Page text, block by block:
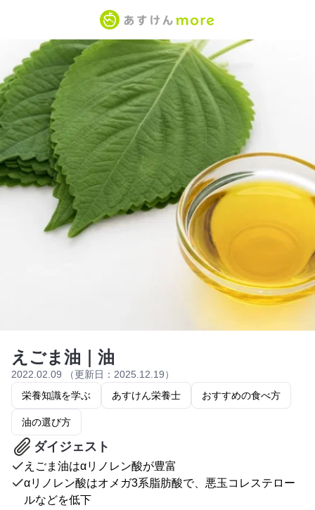
えごま油｜油
2022.02.09 （更新日：2025.12.19）
栄養知識を学ぶ
あすけん栄養士 おすすめの食べ方
油の選び方
ダイジェスト
えごま油はαリノレン酸が豊富
αリノレン酸はオメガ3系脂肪酸で、悪玉コレステロー
ルなどを低下